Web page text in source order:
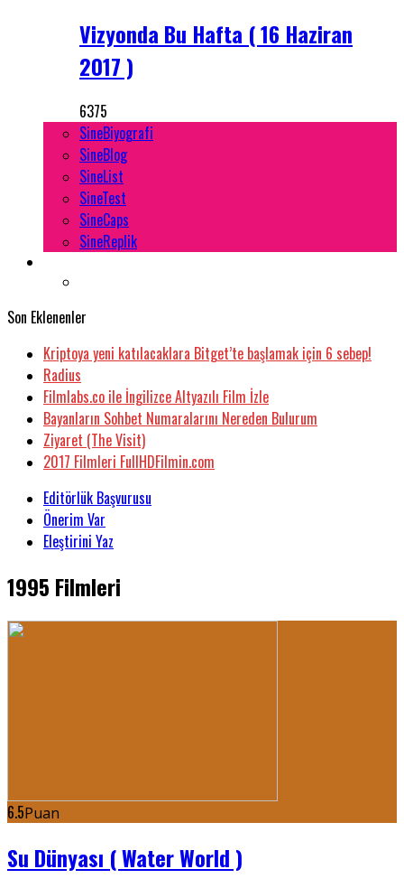
Vizyonda Bu Hafta ( 16 Haziran
2017 )
6375
SineBiyografi
SineBlog
SineList
SineTest
SineCaps
SineReplik
Son Eklenenler
Kriptoya yeni katılacaklara Bitget’te başlamak için 6 sebep!
Radius
Filmlabs.co ile İngilizce Altyazılı Film İzle
Bayanların Sohbet Numaralarını Nereden Bulurum
Ziyaret (The Visit)
2017 Filmleri FullHDFilmin.com
Editörlük Başvurusu
Önerim Var
Eleştirini Yaz
1995 Filmleri
6.5Puan
Su Dünyası ( Water World )